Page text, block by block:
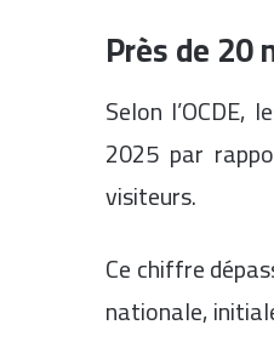
Près de 20
Selon
2025 par
visiteurs.
Ce chiffre
nationale,